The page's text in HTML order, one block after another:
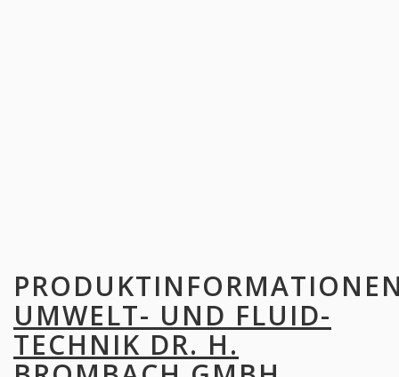
UMWELT- UND FLUID-
TECHNIK DR. H.